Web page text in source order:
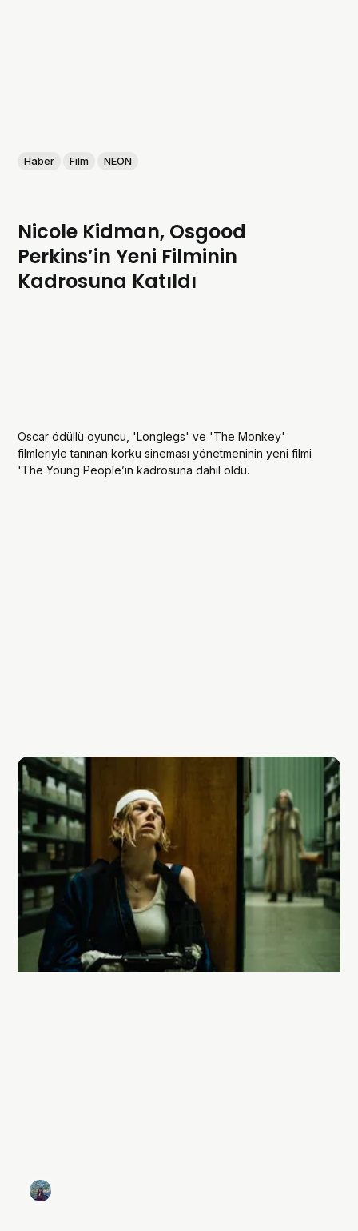
Haber Film NEON
Nicole Kidman, Osgood
Perkins’in Yeni Filminin
Kadrosuna Katıldı
Oscar ödüllü oyuncu, 'Longlegs' ve 'The Monkey'
filmleriyle tanınan korku sineması yönetmeninin yeni filmi
'The Young People’ın kadrosuna dahil oldu.